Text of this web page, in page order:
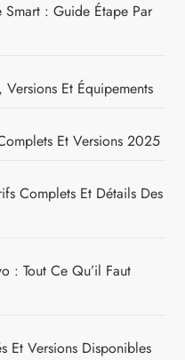
Smart : Guide Étape Par
Et Équipements
Et Versions 2025
Complets Et Détails Des
: Tout Ce Qu’il Faut
Et Versions Disponibles